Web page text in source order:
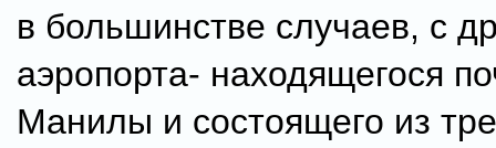
в большинстве случаев, с
аэропорта- находящегося
Манилы и состоящего из